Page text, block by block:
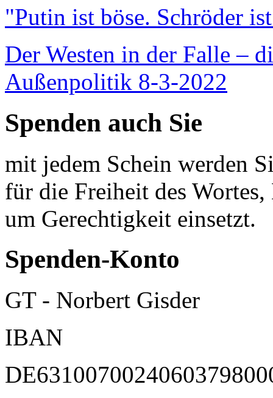
"Putin ist böse. Schröder
Der Westen in der Falle –
Außenpolitik 8-3-2022
Spenden auch Sie
mit jedem Schein werden
für die Freiheit des
um Gerechtigkeit einsetzt.
Spenden-Konto
GT - Norbert Gisder
IBAN